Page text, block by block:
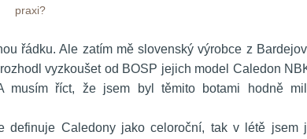
praxi?
řádku. Ale zatím mě slovenský výrobce z
vyzkoušet od BOSP jejich model Caledon
musím říct, že jsem byl těmito botami hodně
definuje Caledony jako celoroční, tak v létě jsem